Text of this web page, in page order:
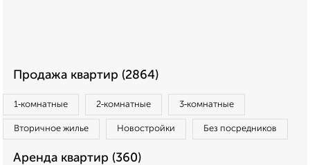
Продажа квартир (2864)
1‑комнатные 2‑комнатные 3‑комнатные
Вторичное жилье Новостройки Без посредников
Аренда квартир (360)